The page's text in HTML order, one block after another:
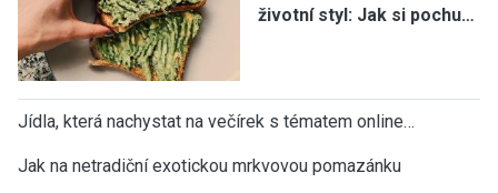
životní styl: Jak si pochu…
Jídla, která nachystat na večírek s tématem online…
Jak na netradiční exotickou mrkvovou pomazánku